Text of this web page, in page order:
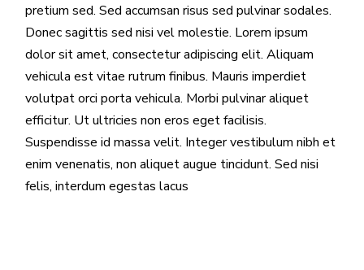
pretium sed. Sed accumsan risus sed pulvinar sodales.
Donec sagittis sed nisi vel molestie. Lorem ipsum
dolor sit amet, consectetur adipiscing elit. Aliquam
vehicula est vitae rutrum finibus. Mauris imperdiet
volutpat orci porta vehicula. Morbi pulvinar aliquet
efficitur. Ut ultricies non eros eget facilisis.
Suspendisse id massa velit. Integer vestibulum nibh et
enim venenatis, non aliquet augue tincidunt. Sed nisi
felis, interdum egestas lacus